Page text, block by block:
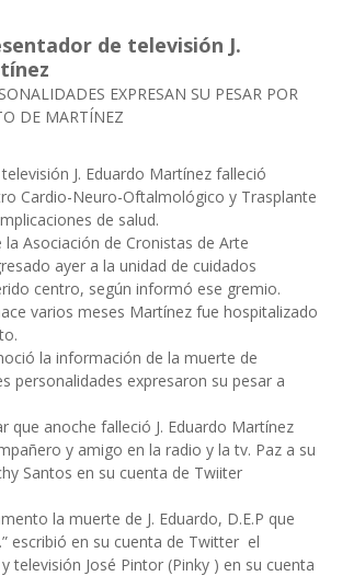
de televisión J.
EXPRESAN SU PESAR POR
DE MARTÍNEZ
J. Eduardo Martínez falleció
Cardio-Neuro-Oftalmológico y Trasplante
de salud.
la Asociación de Cronistas de Arte
ayer a la unidad de cuidados
centro, según informó ese gremio.
varios meses Martínez fue hospitalizado
la información de la muerte de
personalidades expresaron su pesar a
que anoche falleció J. Eduardo Martínez
y amigo en la radio y la tv. Paz a su
Santos en su cuenta de Twiiter
la muerte de J. Eduardo, D.E.P que
escribió en su cuenta de Twitter el
televisión José Pintor (Pinky ) en su cuenta